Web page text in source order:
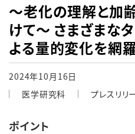
～老化の理解と加
けて～ さまざまな
よる量的変化を網
2024年10月16日
医学研究科
プレスリリ
ポイント